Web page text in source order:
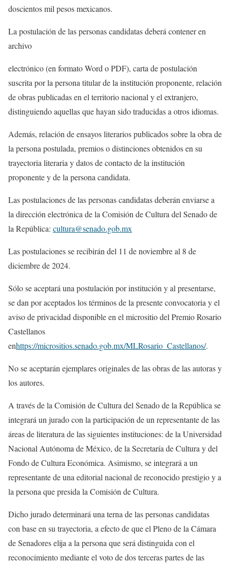
doscientos mil pesos mexicanos.
La postulación de las personas candidatas deberá contener en
archivo
electrónico (en formato Word o PDF), carta de postulación
suscrita por la persona titular de la institución proponente, relación
de obras publicadas en el territorio nacional y el extranjero,
distinguiendo aquellas que hayan sido traducidas a otros idiomas.
Además, relación de ensayos literarios publicados sobre la obra de
la persona postulada, premios o distinciones obtenidos en su
trayectoria literaria y datos de contacto de la institución
proponente y de la persona candidata.
Las postulaciones de las personas candidatas deberán enviarse a
la dirección electrónica de la Comisión de Cultura del Senado de
la República: cultura@senado.gob.mx
Las postulaciones se recibirán del 11 de noviembre al 8 de
diciembre de2024.
Sólo se aceptará una postulación por institución y al presentarse,
se dan por aceptados los términos de la presente convocatoria y el
aviso deprivacidad disponible en el micrositio del Premio Rosario
Castellanos
enhttps://micrositios.senado.gob.mx/MLRosario_Castellanos/.
No se aceptarán ejemplares originales de las obras de las autoras y
losautores.
A través de la Comisión de Cultura del Senado de la República se
integrará un jurado con la participación de un representante de las
áreas deliteratura de las siguientes instituciones: de la Universidad
Nacional Autónoma de México, de la Secretaría de Cultura y del
Fondo de Cultura Económica. Asimismo, se integrará a un
representante de una editorial nacional de reconocido prestigio y a
la persona que presida la Comisión de Cultura.
Dicho jurado determinará una terna de las personas candidatas
con baseen su trayectoria, a efecto de que el Pleno de la Cámara
de Senadores elija a la persona que será distinguida con el
reconocimiento mediante el voto de dos terceras partes de las